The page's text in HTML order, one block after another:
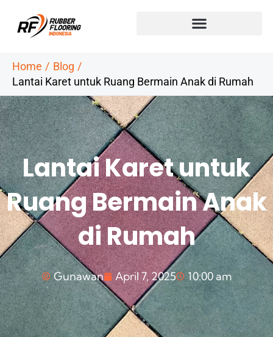
Home
Blog
Lantai Karet untuk Ruang Bermain Anak di Rumah
Lantai Karet untuk
Ruang Bermain Anak
di Rumah
Gunawan April 7, 2025 10:00 am